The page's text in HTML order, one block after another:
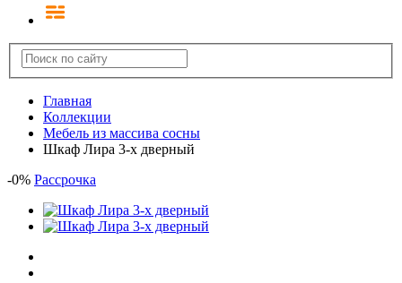
Главная
Коллекции
Мебель из массива сосны
Шкаф Лира 3-х дверный
-0% Рассрочка